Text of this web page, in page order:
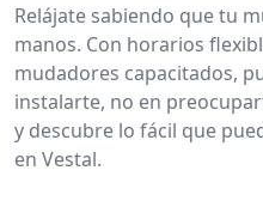
Relájate sabiendo que tu
manos. Con horarios
mudadores capacitados,
instalarte, no en
y descubre lo fácil que
en Vestal.